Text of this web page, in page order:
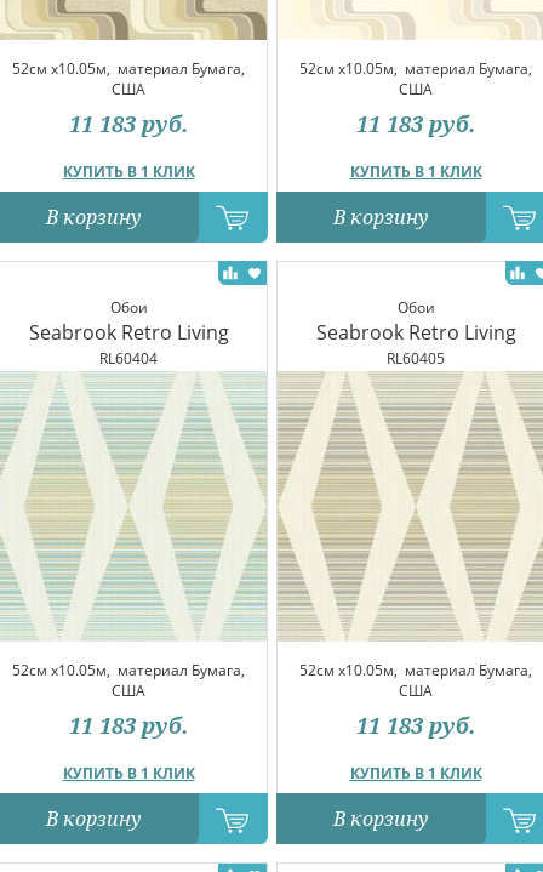
52см x10.05м, материал Бумага,
США
КУПИТЬ В 1 КЛИК
11 183 руб.
В корзину
52см x10.05м, материал Бумага,
США
КУПИТЬ В 1 КЛИК
11 183 руб.
В корзину
Обои
Seabrook Retro Living
RL60404
52см x10.05м, материал Бумага,
США
КУПИТЬ В 1 КЛИК
11 183 руб.
В корзину
Обои
Seabrook Retro Living
RL60405
52см x10.05м, материал Бумага,
США
КУПИТЬ В 1 КЛИК
11 183 руб.
В корзину